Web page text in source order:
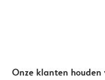
Onze klanten